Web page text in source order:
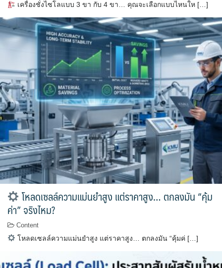
เครื่องชั่งไซโลแบบ 3 ขา กับ 4 ขา… คุณจะเลือกแบบไหนให […]
โหลดเซลล์ความแม่นยำสูง แต่ราคาสูง… ตกลงมัน “คุ้ม
ค่า” จริงไหม?
Content
โหลดเซลล์ความแม่นยำสูง แต่ราคาสูง… ตกลงมัน “คุ้มค่ […]